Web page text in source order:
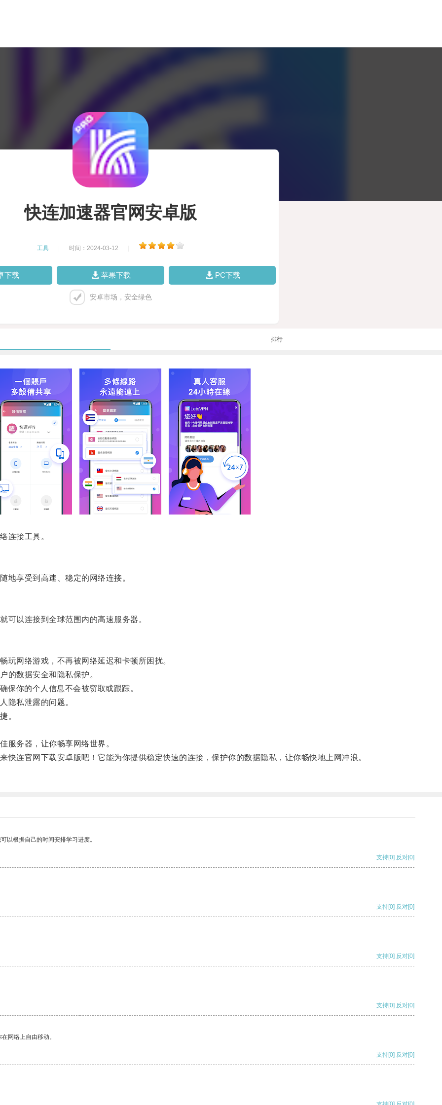
快连加速器官网安卓版
工具 时间：2024-03-12
下载 苹果下载 PC下载
安卓市场，安全绿色
排行
接工具。
享受到高速、稳定的网络连接。
以连接到全球范围内的高速服务器。
网络游戏，不再被网络延迟和卡顿所困扰。
数据安全和隐私保护。
你的个人信息不会被窃取或跟踪。
私泄露的问题。
。
务器，让你畅享网络世界。
官网下载安卓版吧！它能为你提供稳定快速的连接，保护你的数据隐私，让你畅快地上网冲浪。
以根据自己的时间安排学习进度。
支持[0] 反对[0]
支持[0] 反对[0]
支持[0] 反对[0]
支持[0] 反对[0]
网络上自由移动。
支持[0] 反对[0]